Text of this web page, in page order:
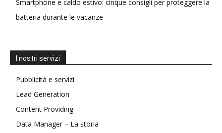
Smartphone e caldo estivo: cinque consigli per proteggere la
batteria durante le vacanze
I nostri servizi
Pubblicità e servizi
Lead Generation
Content Providing
Data Manager – La storia